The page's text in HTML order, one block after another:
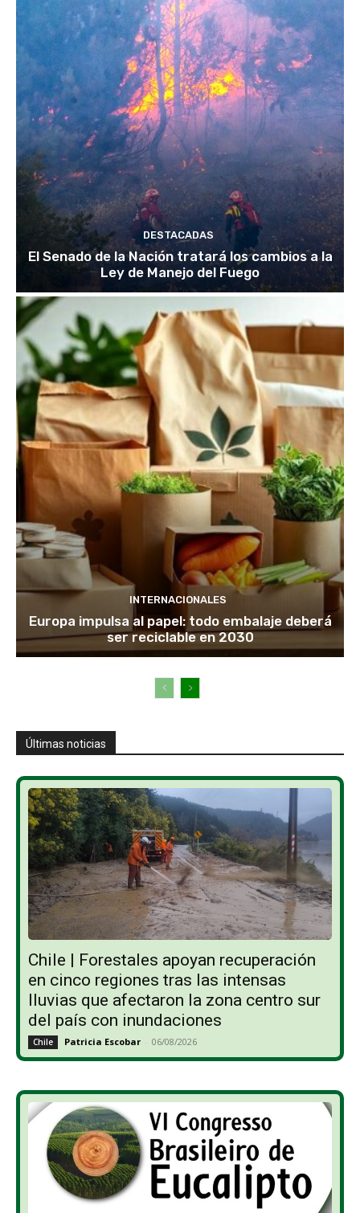
DESTACADAS
El Senado de la Nación tratará los cambios a la
Ley de Manejo del Fuego
INTERNACIONALES
Europa impulsa al papel: todo embalaje deberá
ser reciclable en 2030
Últimas noticias
Chile | Forestales apoyan recuperación
en cinco regiones tras las intensas
lluvias que afectaron la zona centro sur
del país con inundaciones
Chile Patricia Escobar - 06/08/2026